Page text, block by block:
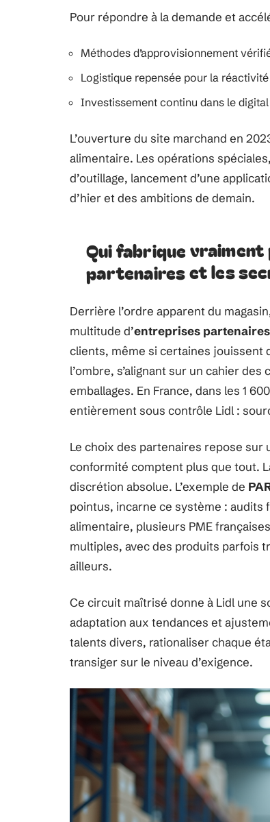
Pour répondre à la demande et
Méthodes d’approvisionnement
Logistique repensée pour la réactivité
Investissement continu dans le digital
L’ouverture du site marchand en
alimentaire. Les opérations
d’outillage, lancement d’une
d’hier et des ambitions de demain.
Qui fabrique
partenaires et les
Derrière l’ordre apparent du
multitude d’entreprises partenaires
clients, même si certaines jouissent
l’ombre, s’alignant sur un cahier
emballages. En France, dans les 1
entièrement sous contrôle Lidl :
Le choix des partenaires repose sur
conformité comptent plus que tout.
discrétion absolue. L’exemple de
pointus, incarne ce système :
alimentaire, plusieurs PME
multiples, avec des produits parfois
ailleurs.
Ce circuit maîtrisé donne à Lidl une
adaptation aux tendances et
talents divers, rationaliser chaque
transiger sur le niveau d’exigence.